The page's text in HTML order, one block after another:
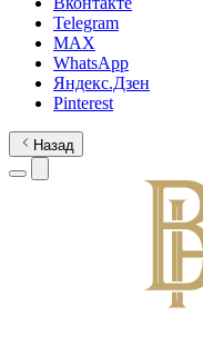
Telegram
MAX
WhatsApp
Яндекс.Дзен
Pinterest
Назад